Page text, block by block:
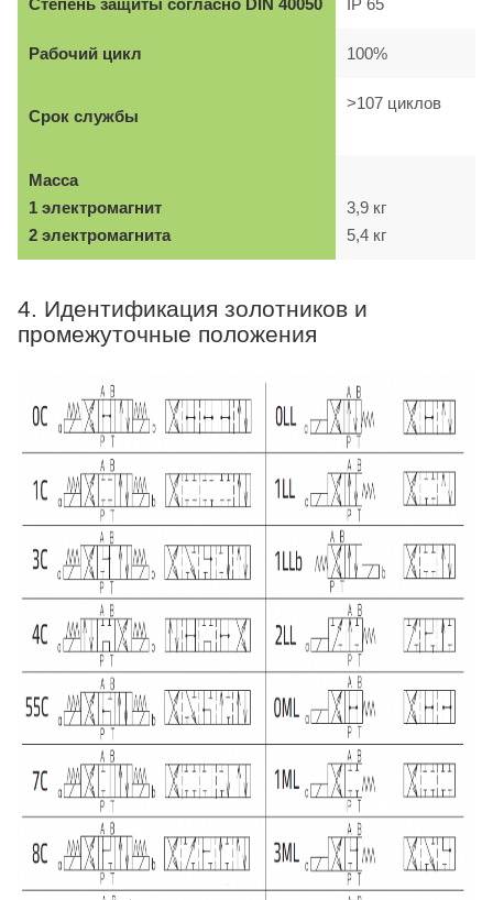
Рабочий цикл 100%
Срок службы
>107 циклов
Масса
1 электромагнит
2 электромагнита
3,9 кг
5,4 кг
4. Идентификация золотников и
промежуточные положения